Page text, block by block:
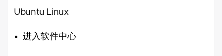
Ubuntu Linux
进入软件中心